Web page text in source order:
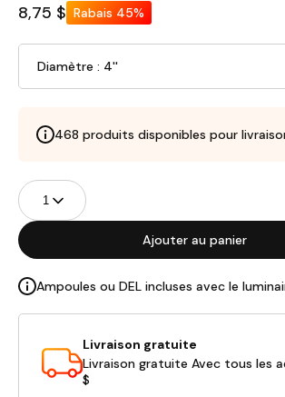
8,75 $ Rabais 45%
Diamètre : 4''
468 produits disponibles pour
Champs
de
produits
Quantité
Ajouter au panier
Ampoules ou DEL incluses avec le
Livraison gratuite
Livraison gratuite Avec tous les
$